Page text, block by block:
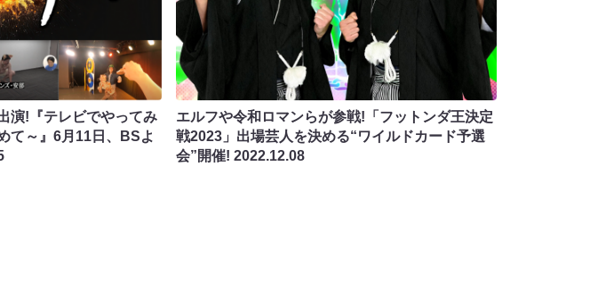
演!『テレビでやってみ
て～』6月11日、BSよ
エルフや令和ロマンらが参戦!「フットンダ王決定
戦2023」出場芸人を決める“ワイルドカード予選
会”開催! 2022.12.08